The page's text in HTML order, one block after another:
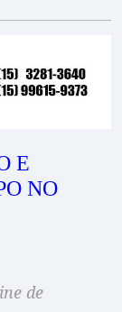
E
NO
de